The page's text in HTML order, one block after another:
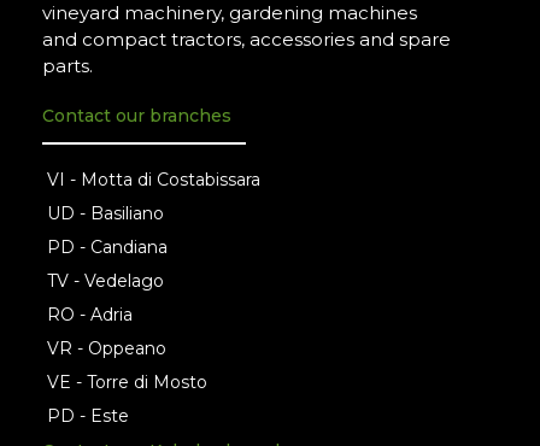
vineyard machinery, gardening machines
and compact tractors, accessories and spare
parts.
Contact our branches
VI - Motta di Costabissara
UD - Basiliano
PD - Candiana
TV - Vedelago
RO - Adria
VR - Oppeano
VE - Torre di Mosto
PD - Este